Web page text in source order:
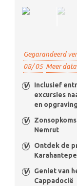
Gegarandeerd
08/ 05 Meer
Inclusief
excursies
en
Nemrut
Ontdek de
Karahantepe
Geniet van
Cappadocië